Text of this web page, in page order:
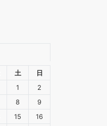
土
日
1
2
8
9
15
16